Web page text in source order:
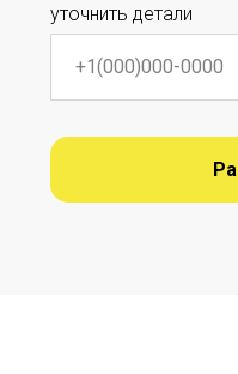
уточнить детали